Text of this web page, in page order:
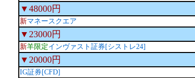
▼48000円
新マネースクエア
▼23000円
新羊限定インヴァスト証券[シストレ24]
▼20000円
IG証券[CFD]